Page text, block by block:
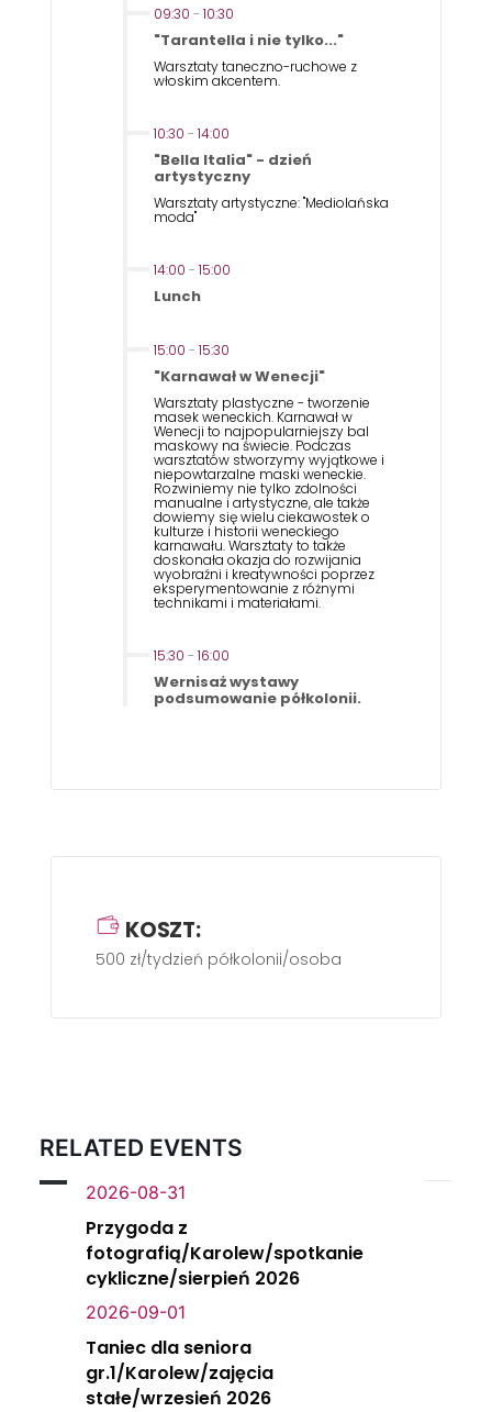
09:30 - 10:30
"Tarantella i nie tylko..."
Warsztaty taneczno-ruchowe z
włoskim akcentem.
10:30 - 14:00
"Bella Italia" - dzień
artystyczny
Warsztaty artystyczne: "Mediolańska
moda"
14:00 - 15:00
Lunch
15:00 - 15:30
"Karnawał w Wenecji"
Warsztaty plastyczne - tworzenie
masek weneckich. Karnawał w
Wenecji to najpopularniejszy bal
maskowy na świecie. Podczas
warsztatów stworzymy wyjątkowe i
niepowtarzalne maski weneckie.
Rozwiniemy nie tylko zdolności
manualne i artystyczne, ale także
dowiemy się wielu ciekawostek o
kulturze i historii weneckiego
karnawału. Warsztaty to także
doskonała okazja do rozwijania
wyobraźni i kreatywności poprzez
eksperymentowanie z różnymi
technikami i materiałami.
15:30 - 16:00
Wernisaż wystawy
podsumowanie półkolonii.
KOSZT:
500 zł/tydzień półkolonii/osoba
RELATED EVENTS
2026-08-31
Przygoda z
fotografią/Karolew/spotkanie
cykliczne/sierpień 2026
2026-09-01
Taniec dla seniora
gr.1/Karolew/zajęcia
stałe/wrzesień 2026